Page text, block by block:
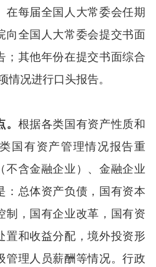
在每届全国人大常委会任期
向全国人大常委会提交书面
；其他年份在提交书面综合
情况进行口头报告。
根据各类国有资产性质和
国有资产管理情况报告重
不含金融企业）、金融企业
：总体资产负债，国有资本
制，国有企业改革，国有资
置和收益分配，境外投资形
管理人员薪酬等情况。行政